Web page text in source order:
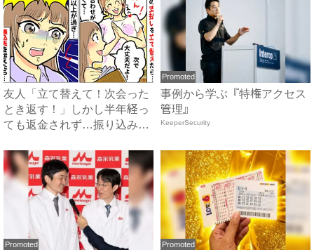
友人「立て替えて！次会った
とき返す！」しかし半年経っ
ても返金されず…振り込み先
Promoted
事例から学ぶ『特権アクセス
管理』
KeeperSecurity
Promoted Promoted